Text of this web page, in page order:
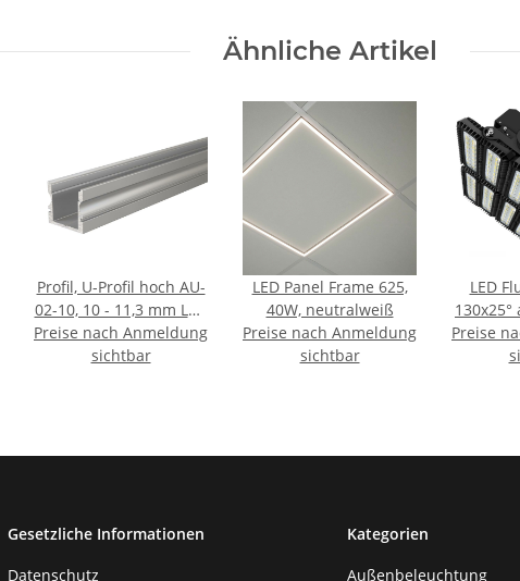
Ähnliche Artikel
Profil, U-Profil hoch AU-
02-10, 10 - 11,3 mm LED
Stripes, Aluminium,
Silber, Eloxiert, Tiefe:
Preise nach Anmeldung
sichtbar
LED Panel Frame 625,
40W, neutralweiß
Preise nach Anmeldung
sichtbar
LED
Preise
Gesetzliche Informationen
Datenschutz
Kategorien
Außenbeleuchtung